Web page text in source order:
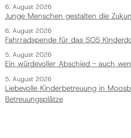
6. August 2026
Junge Menschen gestalten die
6. August 2026
Fahrradspende für das SOS
5. August 2026
Ein würdevoller Abschied - auch
5. August 2026
Liebevolle Kinderbetreuung in
Betreuungsplätze